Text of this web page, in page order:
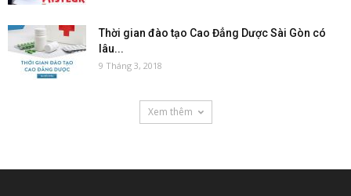
Thời gian đào tạo Cao Đẳng Dược Sài Gòn có
lâu...
9 Tháng 3, 2018
Xem thêm